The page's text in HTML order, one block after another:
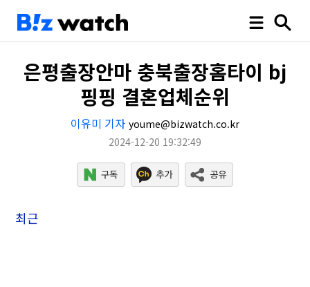
은평출장안마 충북출장홈타이 bj
핑핑 결혼업체순위
이유미 기자 youme@bizwatch.co.kr
2024-12-20 19:32:49
최근